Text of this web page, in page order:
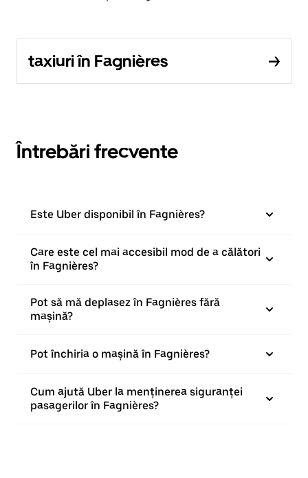
taxiuri în Fagnières
Întrebări frecvente
Este Uber disponibil în Fagnières?
Care este cel mai accesibil mod de a călători
în Fagnières?
Pot să mă deplasez în Fagnières fără
mașină?
Pot închiria o mașină în Fagnières?
Cum ajută Uber la menținerea siguranței
pasagerilor în Fagnières?